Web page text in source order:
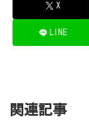
X
LINE
関連記事